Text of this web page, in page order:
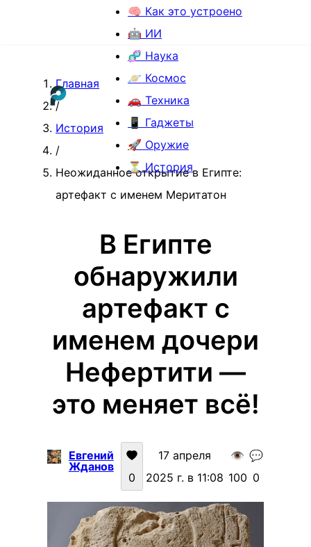
🧠 Как это устроено
🤖 ИИ
🧬 Наука
🪐 Космос
🚗 Техника
📱 Гаджеты
🚀 Оружие
⏳ История
Главная
/
История
/
Неожиданное открытие в Египте:
артефакт с именем Меритатон
В Египте
обнаружили
артефакт с
именем дочери
Нефертити —
это меняет всё!
Евгений
Жданов
0
17 апреля
2025 г. в 11:08
👁️
100
💬
0